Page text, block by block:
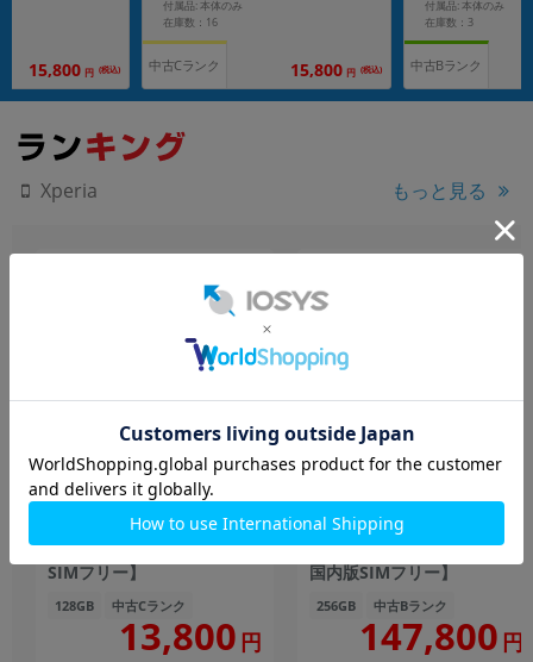
15,800 円 (税込)
付属品: 本体のみ
在庫数：16
中古Cランク 15,800 円 (税込)
付属品: 本体のみ
在庫数：3
中古Bランク
Xperia もっと見る
【ネットワーク利用制限
－】Xperia5 III SO-53B
Frosted Silver【docomo版
SIMフリー】
128GB 中古Cランク
13,800 円
キッドパープル
【RAM12GB/ROM256GB
国内版SIMフリー】
256GB 中古Bランク
147,800 円